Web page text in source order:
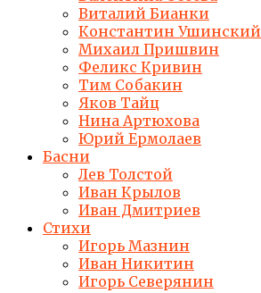
Виталий Бианки
Константин Ушинский
Михаил Пришвин
Феликс Кривин
Тим Собакин
Яков Тайц
Нина Артюхова
Юрий Ермолаев
Басни
Лев Толстой
Иван Крылов
Иван Дмитриев
Стихи
Игорь Мазнин
Иван Никитин
Игорь Северянин